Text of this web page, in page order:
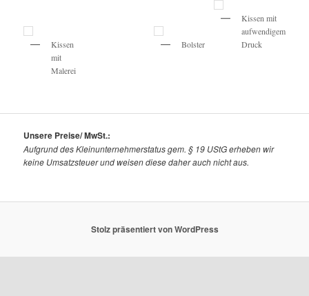
Kissen mit
aufwendigem
Druck
Kissen
mit
Malerei
Bolster
Unsere Preise/ MwSt.:
Aufgrund des Kleinunternehmerstatus gem. § 19 UStG erheben wir
keine Umsatzsteuer und weisen diese daher auch nicht aus.
Stolz präsentiert von WordPress